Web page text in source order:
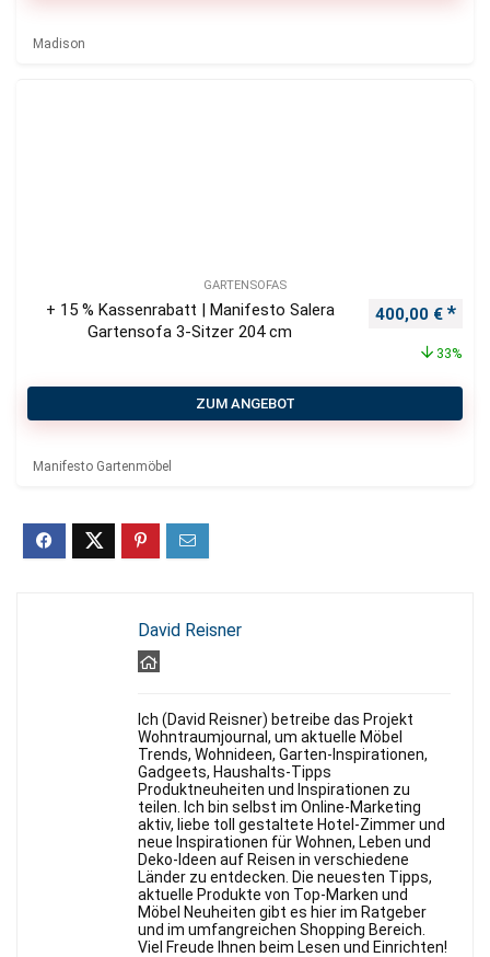
Madison
GARTENSOFAS
+ 15 % Kassenrabatt | Manifesto Salera
Gartensofa 3-Sitzer 204 cm
400,00 €
33%
ZUM ANGEBOT
Manifesto Gartenmöbel
David Reisner
Ich (David Reisner) betreibe das Projekt
Wohntraumjournal, um aktuelle Möbel
Trends, Wohnideen, Garten-Inspirationen,
Gadgeets, Haushalts-Tipps
Produktneuheiten und Inspirationen zu
teilen. Ich bin selbst im Online-Marketing
aktiv, liebe toll gestaltete Hotel-Zimmer und
neue Inspirationen für Wohnen, Leben und
Deko-Ideen auf Reisen in verschiedene
Länder zu entdecken. Die neuesten Tipps,
aktuelle Produkte von Top-Marken und
Möbel Neuheiten gibt es hier im Ratgeber
und im umfangreichen Shopping Bereich.
Viel Freude Ihnen beim Lesen und Einrichten!